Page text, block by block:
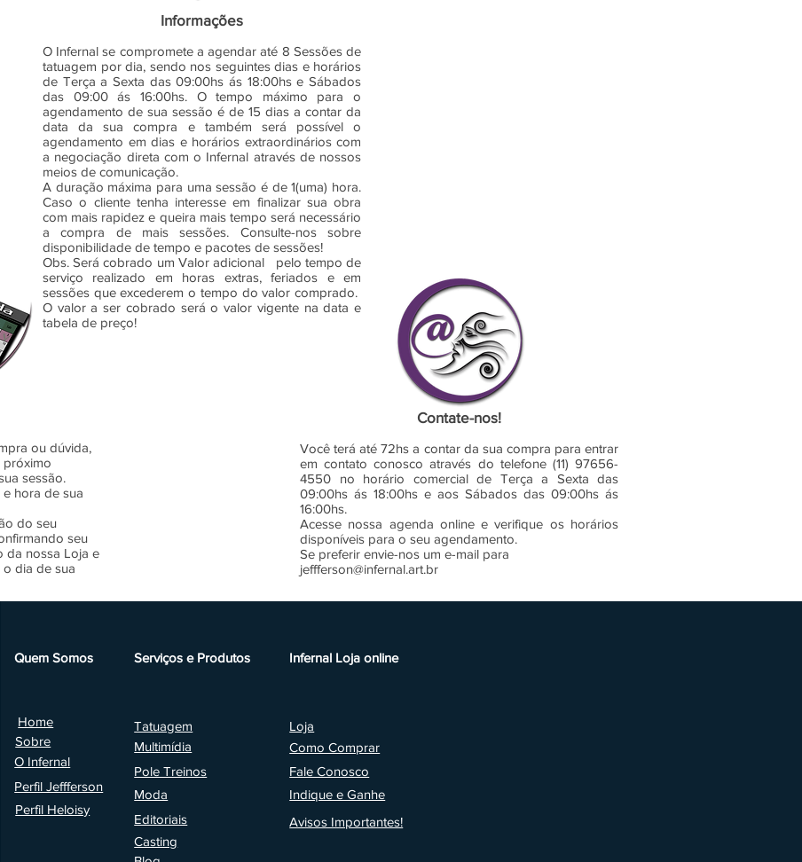
Informações
O Infernal se compromete a agendar até 8 Sessões de
tatuagem por dia, sendo nos seguintes dias e horários
de Terça a Sexta das 09:00hs ás 18:00hs e Sábados
das 09:00 ás 16:00hs. O tempo máximo para o
agendamento de sua sessão é de 15 dias a contar da
data da sua compra e também será possível o
agendamento em dias e horários extraordinários com
a negociação direta com o Infernal através de nossos
meios de comunicação.
A duração máxima para uma sessão é de 1(uma) hora.
Caso o cliente tenha interesse em finalizar sua obra
com mais rapidez e queira mais tempo será necessário
a compra de mais sessões. Consulte-nos sobre
disponibilidade de tempo e pacotes de sessões!
Obs. Será cobrado um Valor adicional pelo tempo de
serviço realizado em horas extras, feriados e em
sessões que excederem o tempo do valor comprado.
O valor a ser cobrado será o valor vigente na data e
tabela de preço!
ou dúvida,
próximo
sessão.
hora de sua
do seu
seu
da nossa Loja e
dia de sua
Contate-nos!
Você terá até 72hs a contar da sua compra para entrar
em contato conosco através do telefone (11) 97656-
4550 no horário comercial de Terça a Sexta das
09:00hs ás 18:00hs e aos Sábados das 09:00hs ás
16:00hs.
Acesse nossa agenda online e verifique os horários
disponíveis para o seu agendamento.
Se preferir envie-nos um e-mail para
jeffferson@infernal.art.br
Quem Somos Serviços e Produtos
Home
Sobre
O Infernal
Perfil Jeffferson
Perfil Heloisy
Tatuagem
Multimídia
Pole Treinos
Moda
Editoriais
Infernal Loja online
Loja
Como Comprar
Fale Conosco
Indique e Ganhe
Avisos Importantes!
Casting